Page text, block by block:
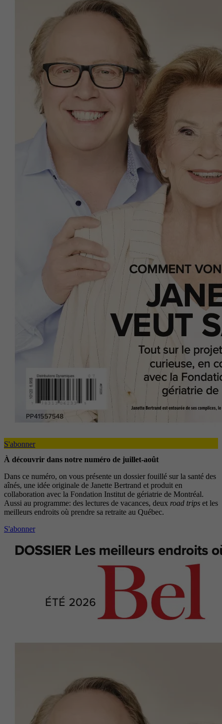
S'abonner
À découvrir dans notre numéro de juillet-août
Dans ce numéro, on vous présente un dossier fouillé sur la santé des
aînés, une idée originale de Janette Bertrand et produit en
collaboration avec la Fondation Institut de gériatrie de Montréal.
Aussi au programme: des lectures de vacances, deux road trips et les
meilleurs endroits où prendre sa retraite au Québec.
S'abonner